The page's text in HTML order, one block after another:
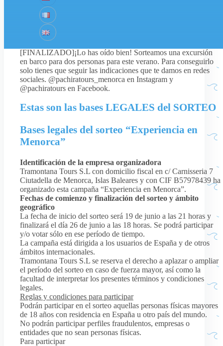
[FINALIZADO]
[FINALIZADO]¡Lo has oído bien! Sorteamos una excursión
en barco para dos personas para este verano. Para conseguirlo
solo tienes que seguir las indicaciones que te damos en redes
sociales. @pachiratours_menorca en Instagram y
@pachiratours en Facebook.
Estas son las bases LEGALES del SORTEO
Bases legales del sorteo “Experiencia en
Menorca”
Identificación de la empresa organizadora
Tramontana Tours S.L con domicilio fiscal en c/ Carnisseria 7
Ciutadella de Menorca, Islas Baleares y con CIF B57978439 ha
organizado esta campaña “Experiencia en Menorca”.
Fechas de comienzo y finalización del sorteo y ámbito
geográfico
La fecha de inicio del sorteo será 19 de junio a las 21 horas y
finalizará el día 26 de junio a las 18 horas. Se podrá participar
y/o votar sólo en ese período de tiempo.
La campaña está dirigida a los usuarios de España y de otros
ámbitos internacionales.
Tramontana Tours S.L se reserva el derecho a aplazar o ampliar
el período del sorteo en caso de fuerza mayor, así como la
facultad de interpretar los presentes términos y condiciones
legales.
Reglas y condiciones para participar
Podrán participar en el sorteo aquellas personas físicas mayores
de 18 años con residencia en España u otro país del mundo.
No podrán participar perfiles fraudulentos, empresas o
entidades que no sean personas físicas.
Para participar